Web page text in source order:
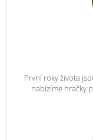
První roky života
nabízíme hračky